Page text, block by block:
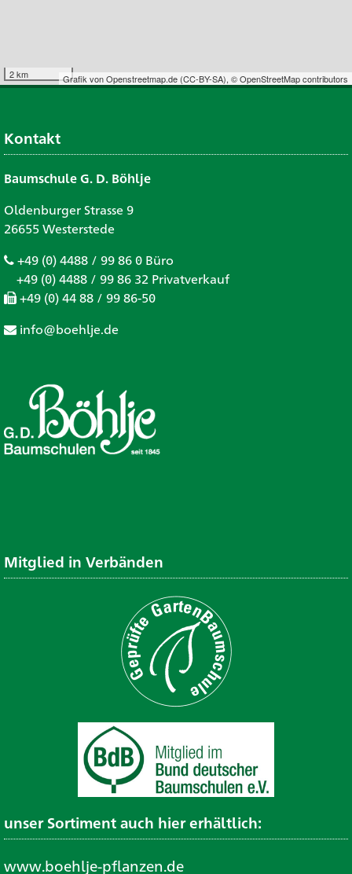
2 km Grafik vonOpenstreetmap.de (CC-BY-SA), © OpenStreetMap contributors
Kontakt
Baumschule G. D. Böhlje
Oldenburger Strasse 9
26655 Westerstede
+49 (0) 4488 / 99 86 0 Büro
+49 (0) 4488 / 99 86 32 Privatverkauf
+49 (0) 44 88 / 99 86-50
info@boehlje.de
Mitglied in Verbänden
unser Sortiment auch hier erhältlich:
www.boehlje-pflanzen.de